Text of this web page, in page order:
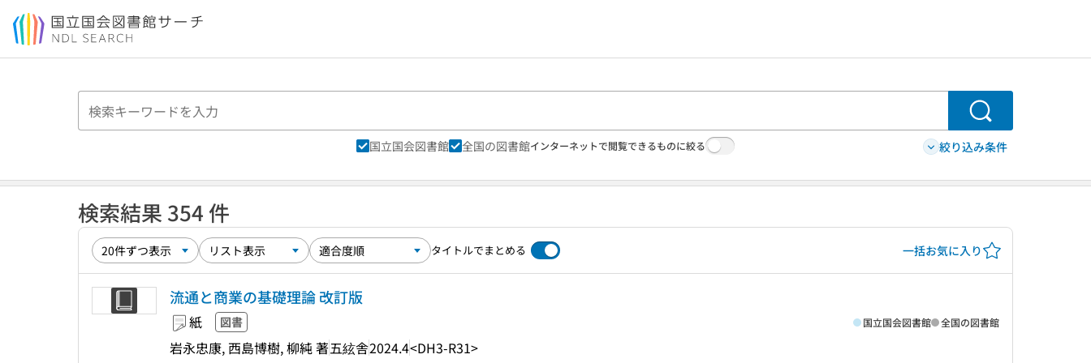
本文へ移動
検索
国立国会図書館 全国の図書館インターネットで閲覧できるものに絞る 絞り込み条件
検索結果 354 件
タイトルでまとめる 一括お気に入り
流通と商業の基礎理論 改訂版
紙 図書
岩永忠康, 西島博樹, 柳純 著五絃舎2024.4<DH3-R31>
国立国会図書館 全国の図書館